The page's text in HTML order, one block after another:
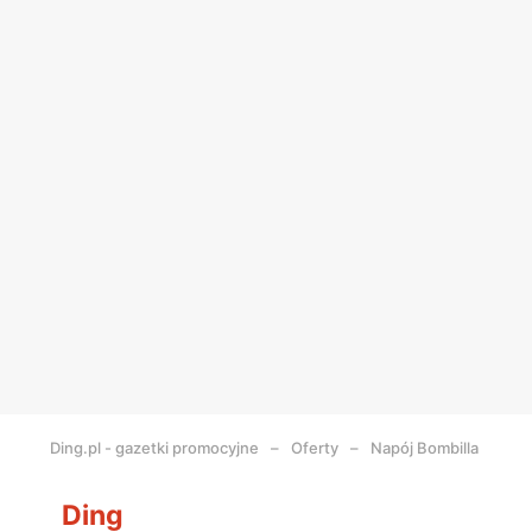
Ding.pl - gazetki promocyjne Oferty Napój Bombilla
Ding